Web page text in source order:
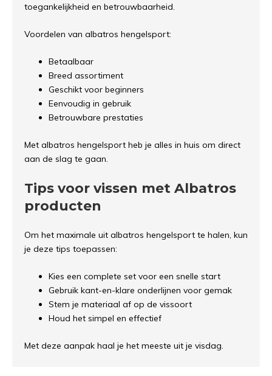
toegankelijkheid en betrouwbaarheid.
Voordelen van albatros hengelsport:
Betaalbaar
Breed assortiment
Geschikt voor beginners
Eenvoudig in gebruik
Betrouwbare prestaties
Met albatros hengelsport heb je alles in huis om direct
aan de slag te gaan.
Tips voor vissen met Albatros
producten
Om het maximale uit albatros hengelsport te halen, kun
je deze tips toepassen:
Kies een complete set voor een snelle start
Gebruik kant-en-klare onderlijnen voor gemak
Stem je materiaal af op de vissoort
Houd het simpel en effectief
Met deze aanpak haal je het meeste uit je visdag.